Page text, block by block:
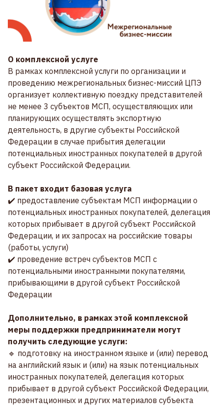
О комплексной услуге
В рамках комплексной услуги по организации и
проведению межрегиональных бизнес-миссий ЦПЭ
организует коллективную поездку представителей
не менее 3 субъектов МСП, осуществляющих или
планирующих осуществлять экспортную
деятельность, в другие субъекты Российской
Федерации в случае прибытия делегации
потенциальных иностранных покупателей в другой
субъект Российской Федерации.
В пакет входит базовая услуга
✔️ предоставление субъектам МСП информации о
потенциальных иностранных покупателей, делегация
которых прибывает в другой субъект Российской
Федерации, и их запросах на российские товары
(работы, услуги)
✔️ проведение встреч субъектов МСП с
потенциальными иностранными покупателями,
прибывающими в другой субъект Российской
Федерации
Дополнительно, в рамках этой комплексной
меры поддержки предприниматели могут
получить следующие услуги:
🔹 подготовку на иностранном языке и (или) перевод
на английский язык и (или) на язык потенциальных
иностранных покупателей, делегация которых
прибывает в другой субъект Российской Федерации,
презентационных и других материалов субъекта